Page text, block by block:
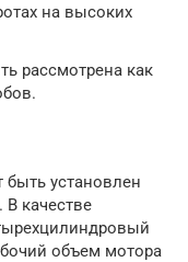
на высоких
рассмотрена как
установлен
В качестве
объем мотора